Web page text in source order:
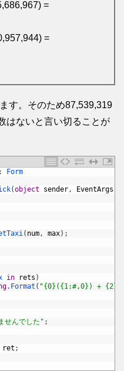
=
=
す。そのため87,539,319
はないと言い切ることが
:
Form
(object sender, EventArgs
( num, max) ;
in rets )
. Format ( "{0}({1:#,0}) +
せんでした" ;
ret ;